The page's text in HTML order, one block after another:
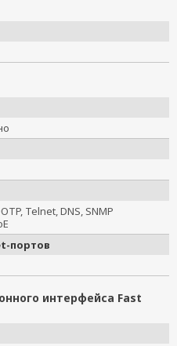
Telnet, DNS, SNMP
портов
интерфейса Fast